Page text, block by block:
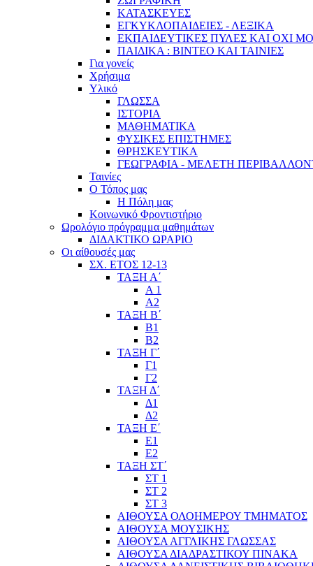
ΚΑΤΑΣΚΕΥΕΣ
ΕΓΚΥΚΛΟΠΑΙΔΕΙΕΣ - ΛΕΞΙΚΑ
ΕΚΠΑΙΔΕΥΤΙΚΕΣ ΠΥΛΕΣ ΚΑΙ ΟΧΙ
ΠΑΙΔΙΚΑ : ΒΙΝΤΕΟ ΚΑΙ ΤΑΙΝΙΕΣ
Για γονείς
Χρήσιμα
Υλικό
ΓΛΩΣΣΑ
ΙΣΤΟΡΙΑ
ΜΑΘΗΜΑΤΙΚΑ
ΦΥΣΙΚΕΣ ΕΠΙΣΤΗΜΕΣ
ΘΡΗΣΚΕΥΤΙΚΑ
ΓΕΩΓΡΑΦΙΑ - ΜΕΛΕΤΗ
Ταινίες
Ο Τόπος μας
Η Πόλη μας
Κοινωνικό Φροντιστήριο
Ωρολόγιο πρόγραμμα μαθημάτων
ΔΙΔΑΚΤΙΚΟ ΩΡΑΡΙΟ
Οι αίθουσές μας
ΣΧ. ΕΤΟΣ 12-13
ΤΑΞΗ Α΄
Α 1
Α2
ΤΑΞΗ Β΄
Β1
Β2
ΤΑΞΗ Γ΄
Γ1
Γ2
ΤΑΞΗ Δ΄
Δ1
Δ2
ΤΑΞΗ Ε΄
Ε1
Ε2
ΤΑΞΗ ΣΤ΄
ΣΤ 1
ΣΤ 2
ΣΤ 3
ΑΙΘΟΥΣΑ ΟΛΟΗΜΕΡΟΥ ΤΜΗΜΑΤΟΣ
ΑΙΘΟΥΣΑ ΜΟΥΣΙΚΗΣ
ΑΙΘΟΥΣΑ ΑΓΓΛΙΚΗΣ ΓΛΩΣΣΑΣ
ΑΙΘΟΥΣΑ ΔΙΑΔΡΑΣΤΙΚΟΥ ΠΙΝΑΚΑ